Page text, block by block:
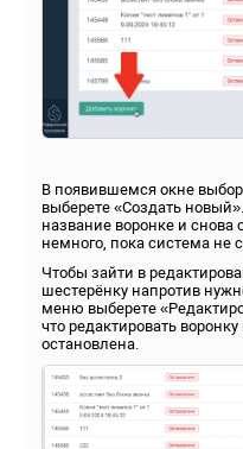
В появившемся окне
выберете «Создать
название воронке и снова
немного, пока система не
Чтобы зайти в
шестерёнку напротив
меню выберете
что редактировать
остановлена.